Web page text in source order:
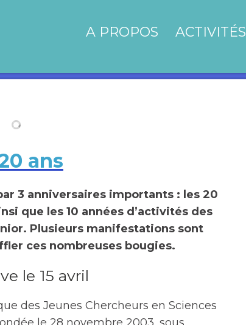
A PROPOS ACTIVITÉS
ans
3 anniversaires importants : les 20
que les 10 années d’activités des
Plusieurs manifestations sont
ces nombreuses bougies.
le 15 avril
des Jeunes Chercheurs en Sciences